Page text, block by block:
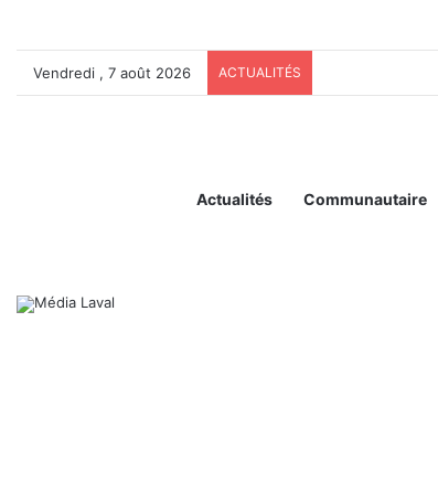
Vendredi , 7 août 2026 ACTUALITÉS
Actualités Communautaire